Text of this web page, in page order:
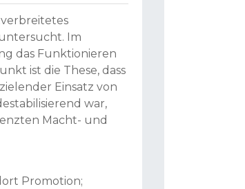
Im
das Funktionieren
ist die These, dass
Einsatz von
war,
Macht- und
Promotion;